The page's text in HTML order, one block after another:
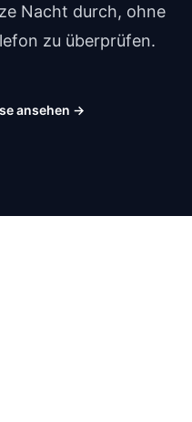
Nacht durch, ohne
zu überprüfen.
ansehen →